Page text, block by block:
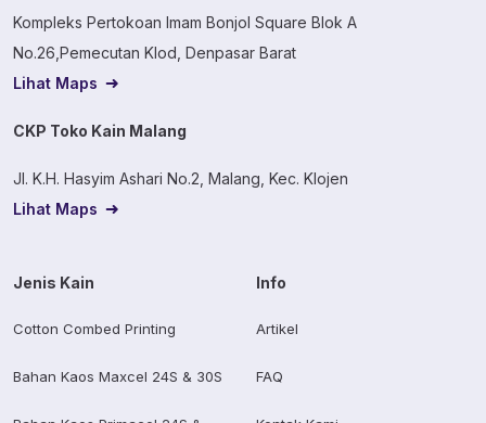
Kompleks Pertokoan Imam Bonjol Square Blok A
No.26,Pemecutan Klod, Denpasar Barat
Lihat Maps
CKP Toko Kain Malang
Jl. K.H. Hasyim Ashari No.2, Malang, Kec. Klojen
Lihat Maps
Jenis Kain
Cotton Combed Printing
Bahan Kaos Maxcel 24S & 30S
Info
Artikel
FAQ